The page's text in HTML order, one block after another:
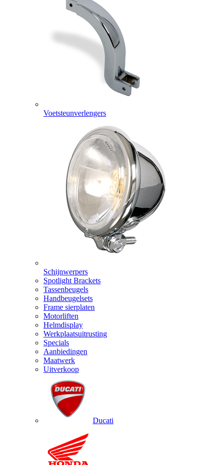
Voetsteunverlengers
Schijnwerpers
Spotlight Brackets
Tassenbeugels
Handbeugelsets
Frame sierplaten
Motorliften
Helmdisplay
Werkplaatsuitrusting
Specials
Aanbiedingen
Maatwerk
Uitverkoop
Ducati